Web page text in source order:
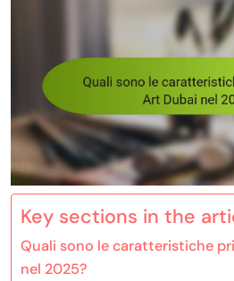
Key sections in the
Quali sono le caratteristiche
nel 2025?